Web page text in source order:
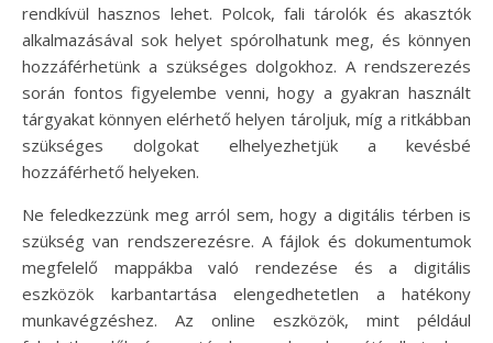
rendkívül hasznos lehet. Polcok, fali tárolók és akasztók
alkalmazásával sok helyet spórolhatunk meg, és könnyen
hozzáférhetünk a szükséges dolgokhoz. A rendszerezés
során fontos figyelembe venni, hogy a gyakran használt
tárgyakat könnyen elérhető helyen tároljuk, míg a ritkábban
szükséges dolgokat elhelyezhetjük a kevésbé
hozzáférhető helyeken.
Ne feledkezzünk meg arról sem, hogy a digitális térben is
szükség van rendszerezésre. A fájlok és dokumentumok
megfelelő mappákba való rendezése és a digitális
eszközök karbantartása elengedhetetlen a hatékony
munkavégzéshez. Az online eszközök, mint például